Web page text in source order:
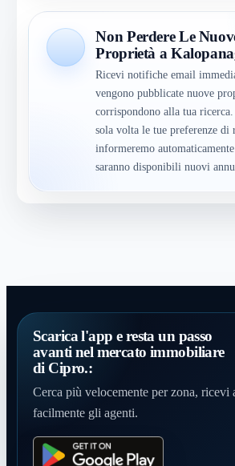
Non Perdere Le
Proprietà a
Ricevi notifiche email
vengono pubblicate nuove
corrispondono alla tua
sola volta le tue preferenze di
informeremo
saranno disponibili nuovi
Scarica l'app e resta un passo
avanti nel mercato immobiliare
di Cipro.:
Cerca più velocemente per zona, ricevi
facilmente gli agenti.